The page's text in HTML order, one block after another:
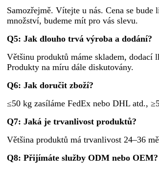
Samozřejmě. Vítejte u nás. Cena se
množství, budeme mít pro vás slevu.
Q5: Jak dlouho trvá výroba a dodání?
Většinu produktů máme skladem,
Produkty na míru dále diskutovány.
Q6: Jak doručit zboží?
≤50 kg zasíláme FedEx nebo DHL atd.,
Q7: Jaká je trvanlivost produktů?
Většina produktů má trvanlivost 24–36
Q8: Přijímáte služby ODM nebo OEM?